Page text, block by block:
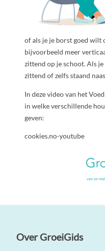
of als je je borst goed wilt
bijvoorbeeld meer
zittend op je schoot. Als
zittend of zelfs staand
In deze video van het
in welke verschillende
geven:
cookies.no-youtube
Over GroeiGids